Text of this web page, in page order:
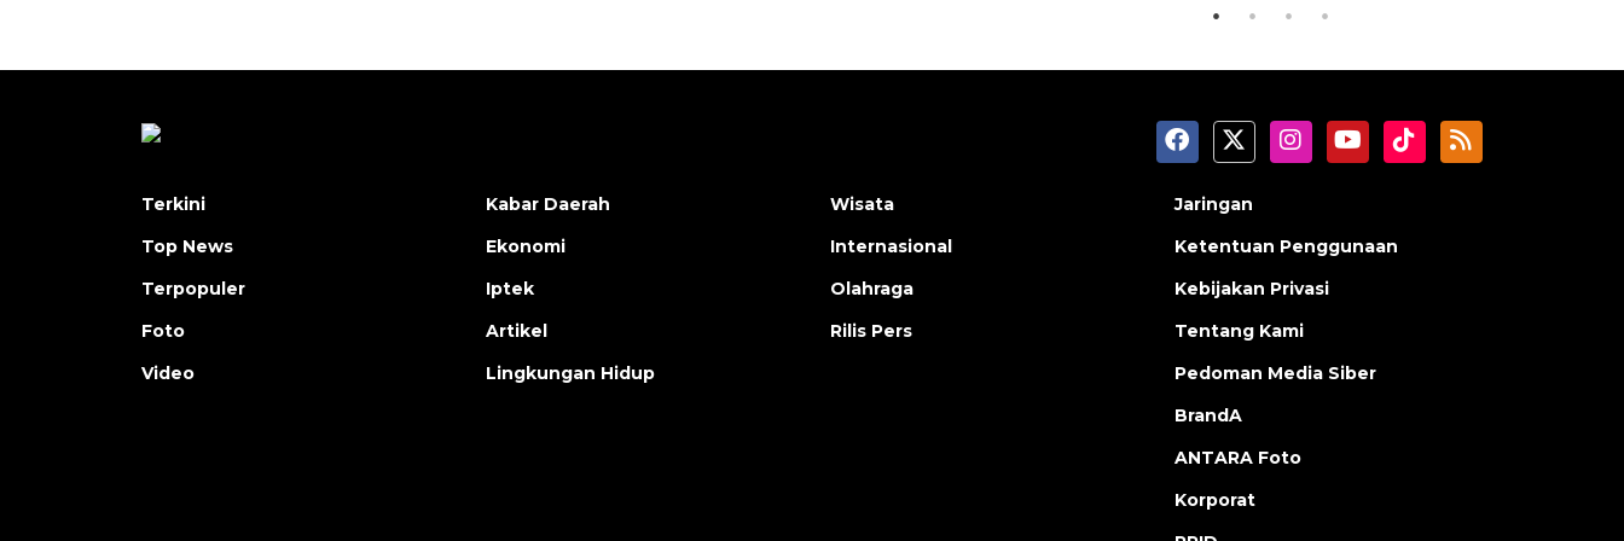
Terkini
Top News
Terpopuler
Foto
Video
Kabar Daerah
Ekonomi
Iptek
Artikel
Lingkungan Hidup
Wisata
Internasional
Olahraga
Rilis Pers
Jaringan
Ketentuan Penggunaan
Kebijakan Privasi
Tentang Kami
Pedoman Media Siber
BrandA
ANTARA Foto
Korporat